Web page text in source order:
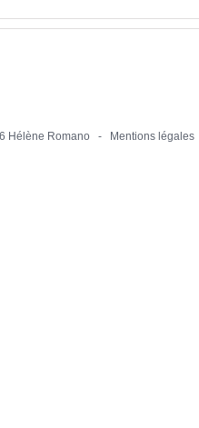
Hélène Romano - Mentions légales